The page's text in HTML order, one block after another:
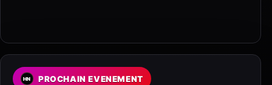
PROCHAIN EVENEMENT